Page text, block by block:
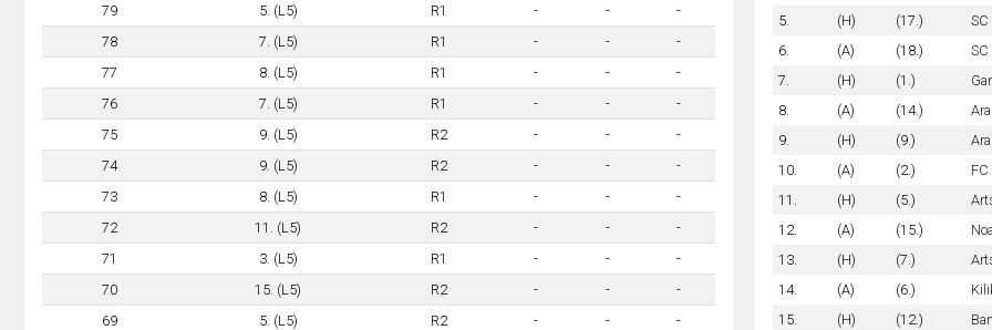
79
5. (L5) R1 - -
-
78
7. (L5) R1 - -
-
77
8. (L5) R1 - -
-
76
7. (L5) R1 - -
-
75
9. (L5) R2 - -
-
74
9. (L5) R2 - -
-
73
8. (L5) R1 - -
-
72
11. (L5) R2 - -
-
71
3. (L5) R1 - -
-
70
15. (L5) R2 - -
-
69
5. (L5) R2 - -
-
5.
(H) (17.) SC
6.
(A) (18.)
7.
(H) (1.)
8.
(A) (14.)
9.
(H) (9.)
10.
(A) (2.)
11.
(H) (5.)
12.
(A) (15.)
13.
(H) (7.)
14.
(A) (6.)
15.
(H) (12.)